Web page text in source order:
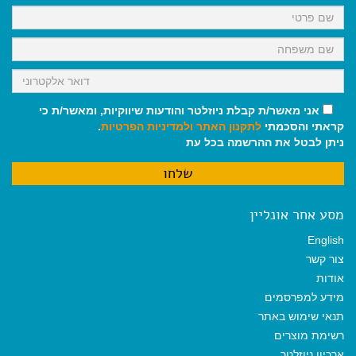
k
p
m
אני מאשר/ת קבלת ניוזלטר והודעות שיווקיות, ומאשר/ת כי
קראתי והסכמתי לתקנון האתר ולמדיניות הפרטיות.
ניתן לבטל את ההרשמה בכל עת
מסע אחר אונליין
English
צור קשר
אודות
מידע למפרסמים
תנאי שימוש באתר
רשימת מוצרים